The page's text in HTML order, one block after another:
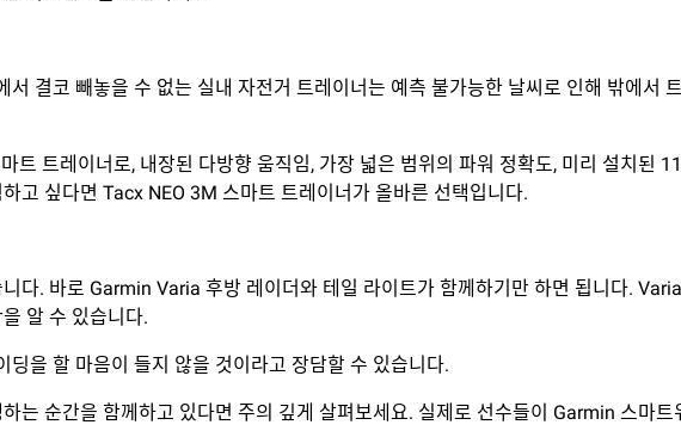
결코 빼놓을 수 없는 실내 자전거 트레이너는 예측 불가능한 날씨로 인해 밖에서
트 트레이너로, 내장된 다방향 움직임, 가장 넓은 범위의 파워 정확도, 미리 설치된
고 싶다면 Tacx NEO 3M 스마트 트레이너가 올바른 선택입니다.
다. 바로 Garmin Varia 후방 레이더와 테일 라이트가 함께하기만 하면 됩니다.
알 수 있습니다.
을 할 마음이 들지 않을 것이라고 장담할 수 있습니다.
는 순간을 함께하고 있다면 주의 깊게 살펴보세요. 실제로 선수들이 Garmin 스마